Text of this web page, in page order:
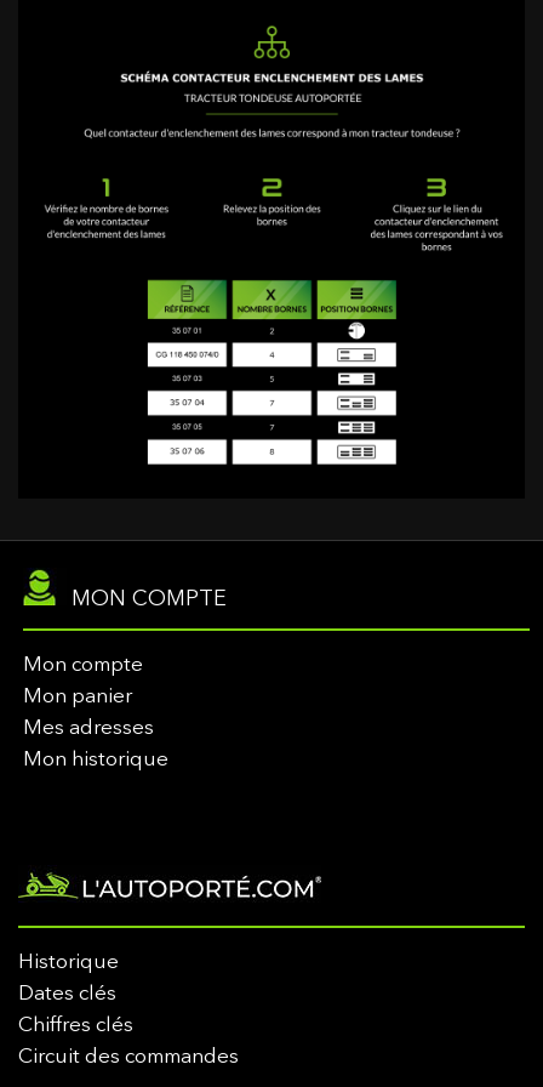
MON COMPTE
Mon compte
Mon panier
Mes adresses
Mon historique
Historique
Dates clés
Chiffres clés
Circuit des commandes